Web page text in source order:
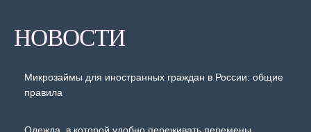
НОВОСТИ
Микрозаймы для иностранных граждан в России: общие
правила